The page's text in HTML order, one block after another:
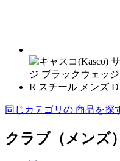
同じカテゴリの 商品を探
クラブ（メンズ